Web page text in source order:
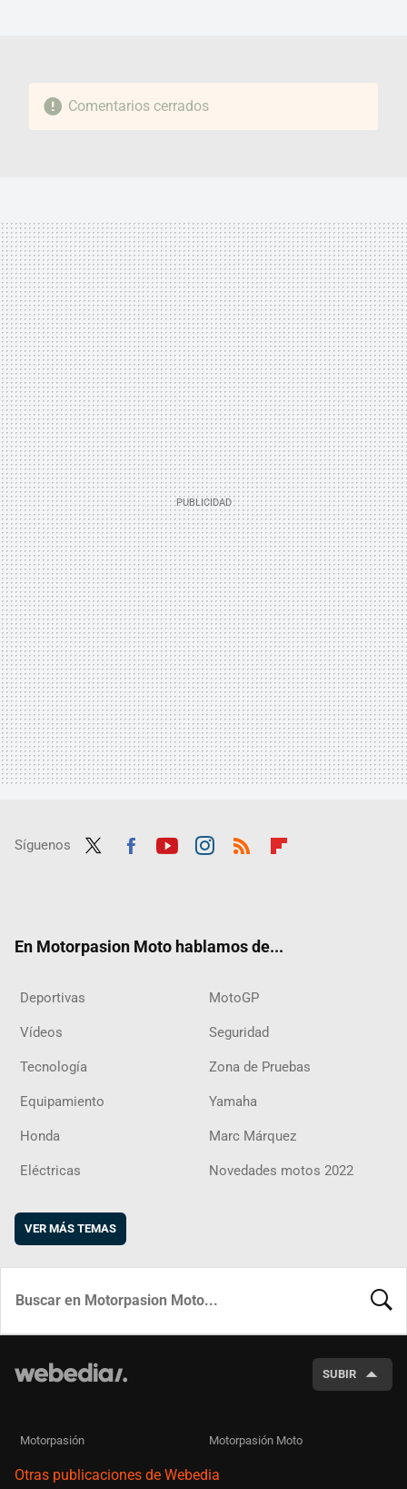
Comentarios cerrados
Síguenos
En Motorpasion Moto hablamos de...
Deportivas MotoGP
Vídeos Seguridad
Tecnología Zona de Pruebas
Equipamiento Yamaha
Honda Marc Márquez
Eléctricas Novedades motos 2022
VER MÁS TEMAS
SUBIR
Motorpasión Motorpasión Moto
Otras publicaciones de Webedia